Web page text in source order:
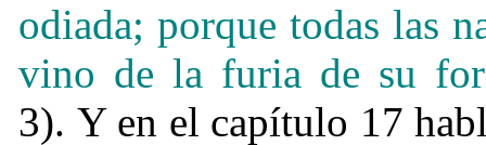
odiada; porque todas las
vino de la furia de su
3). Y en el capítulo 17